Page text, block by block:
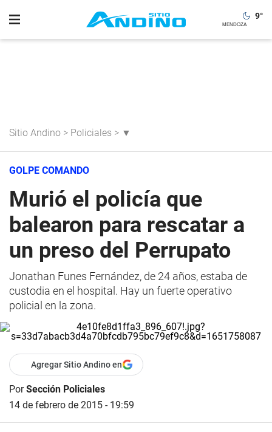
9°
Sitio Andino > Policiales > ▼
GOLPE COMANDO
Murió el policía que
balearon para rescatar a
un preso del Perrupato
Jonathan Funes Fernández, de 24 años, estaba de
custodia en el hospital. Hay un fuerte operativo
policial en la zona.
Agregar Sitio Andino en
PorSección Policiales
14 de febrero de 2015 - 19:59